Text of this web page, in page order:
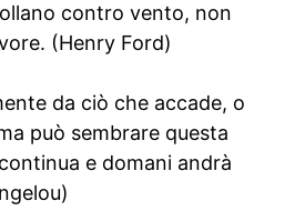
contro vento, non
(Henry Ford)
da ciò che accade, o
può sembrare questa
e domani andrà